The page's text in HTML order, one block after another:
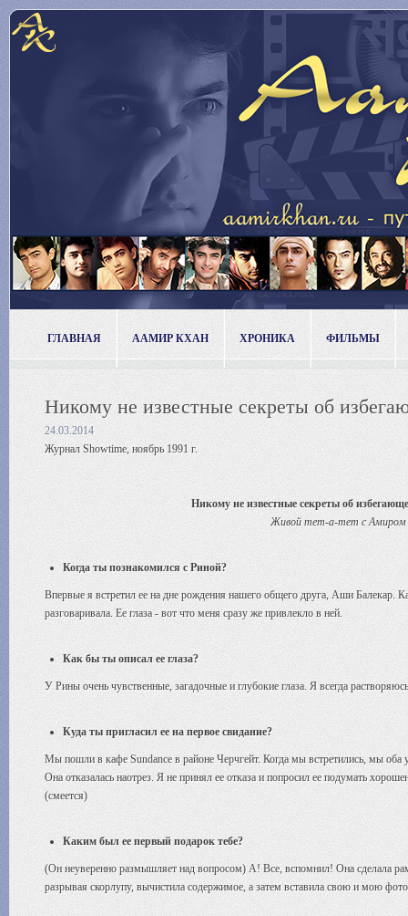
ГЛАВНАЯ ААМИР КХАН ХРОНИКА ФИЛЬМЫ
Никому не известные секреты об
24.03.2014
Журнал Showtime, ноябрь 1991 г.
Никому не известные секреты об
Живой тет-а-тет с Амиром
Когда ты познакомился с Риной?
Впервые я встретил ее на дне рождения нашего общего друга, Аши Балекар.
разговаривала. Ее глаза - вот что меня сразу же привлекло в ней.
Как бы ты описал ее глаза?
У Рины очень чувственные, загадочные и глубокие глаза. Я всегда
Куда ты пригласил ее на первое свидание?
Мы пошли в кафе Sundance в районе Черчгейт. Когда мы встретились, мы оба
Она отказалась наотрез. Я не принял ее отказа и попросил ее подумать
(смеется)
Каким был ее первый подарок тебе?
(Он неуверенно размышляет над вопросом) А! Все, вспомнил! Она сделала
разрывая скорлупу, вычистила содержимое, а затем вставила свою и мою